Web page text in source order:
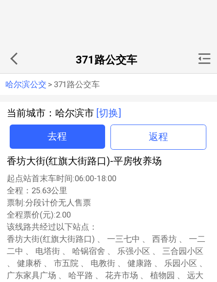
371路公交车
哈尔滨公交 > 371路公交车
当前城市：哈尔滨市 [切换]
去程 返程
香坊大街(红旗大街路口)-平房牧养场
起点站首末车时间:06:00-18:00
全程：25.63公里
票制:分段计价无人售票
全程票价(元):2.00
该线路共经过以下站点：
香坊大街(红旗大街路口) 、 一三七中 、 西香坊 、 一二
二中 、 电塔街 、 哈锅宿舍 、 乐强小区 、 三合园小区
、 健康桥 、 市五院 、 电教街 、 健康路 、 乐园小区 、
广东家具广场 、 哈平路 、 花卉市场 、 植物园 、 远大